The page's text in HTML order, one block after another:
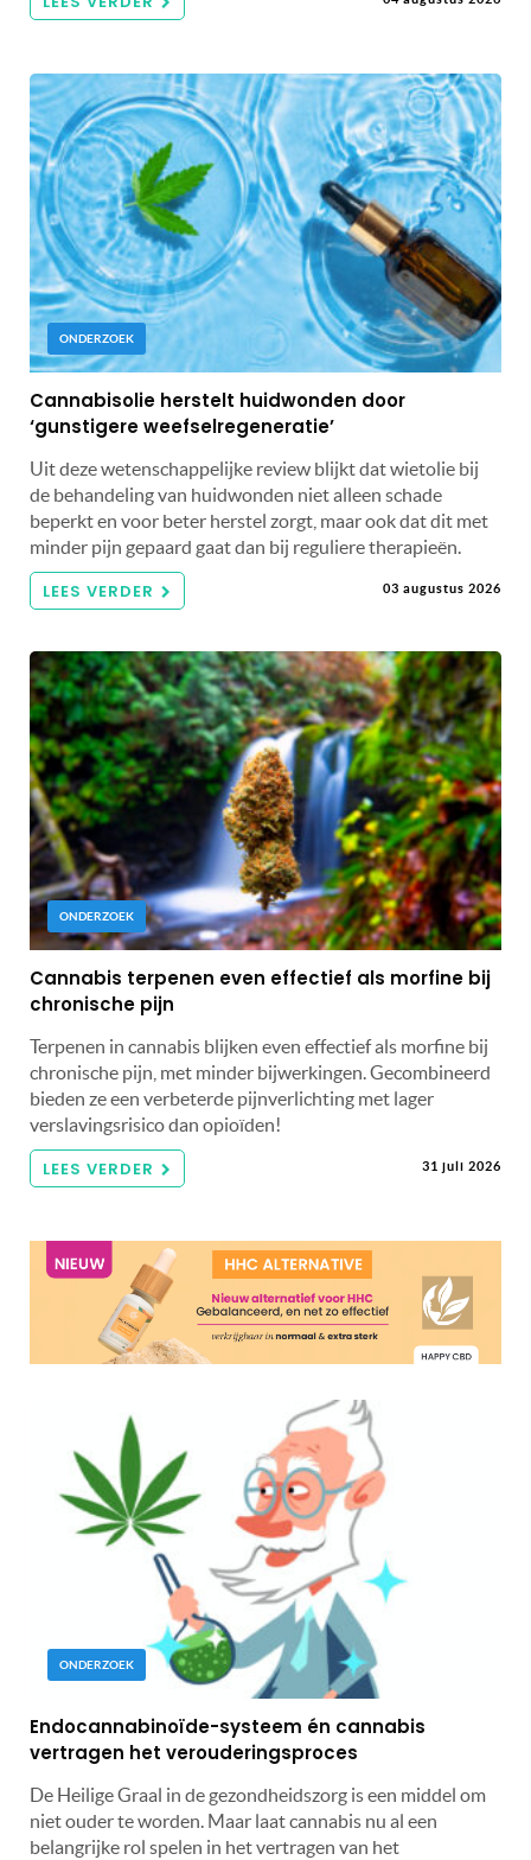
ONDERZOEK
Cannabisolie herstelt huidwonden door
‘gunstigere weefselregeneratie’
Uit deze wetenschappelijke review blijkt dat wietolie bij
de behandeling van huidwonden niet alleen schade
beperkt en voor beter herstel zorgt, maar ook dat dit met
minder pijn gepaard gaat dan bij reguliere therapieën.
LEES VERDER 03 augustus 2026
ONDERZOEK
Cannabis terpenen even effectief als morfine bij
chronische pijn
Terpenen in cannabis blijken even effectief als morfine bij
chronische pijn, met minder bijwerkingen. Gecombineerd
bieden ze een verbeterde pijnverlichting met lager
verslavingsrisico dan opioïden!
LEES VERDER 31 juli 2026
ONDERZOEK
Endocannabinoïde-systeem én cannabis
vertragen het verouderingsproces
De Heilige Graal in de gezondheidszorg is een middel om
niet ouder te worden. Maar laat cannabis nu al een
belangrijke rol spelen in het vertragen van het